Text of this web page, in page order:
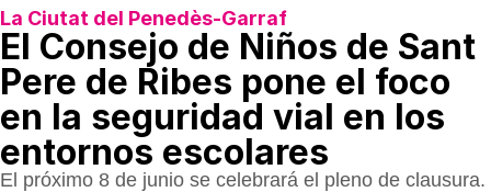
La Ciutat del Penedès-Garraf
El Consejo de Niños de Sant
Pere de Ribes pone el foco
en la seguridad vial en los
entornos escolares
El próximo 8 de junio se celebrará el pleno de clausura.